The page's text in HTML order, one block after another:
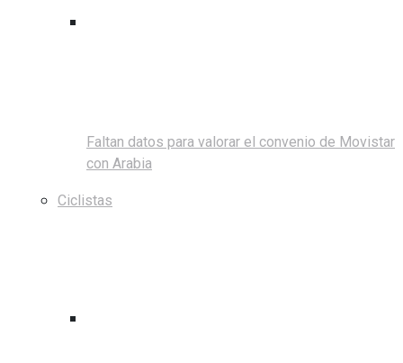
Faltan datos para valorar el convenio de Movistar
con Arabia
Ciclistas